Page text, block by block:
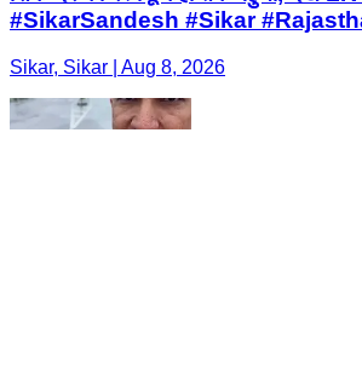
#SikarSandesh #Sikar
Sikar, Sikar | Aug 8, 2026